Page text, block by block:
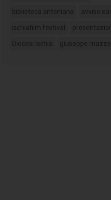
biblioteca antoniana avviso
ischiafilm festival
Diocesi Ischia giuseppe